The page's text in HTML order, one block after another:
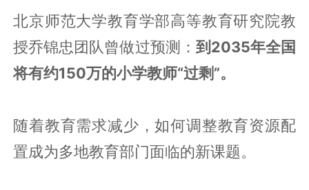
北京师范大学教育学部高等教育研究院教
授乔锦忠团队曾做过预测： 到2035年全国
将有约150万的小学教师“过剩”。
随着教育需求减少，如何调整教育资源配
置成为多地教育部门面临的新课题。